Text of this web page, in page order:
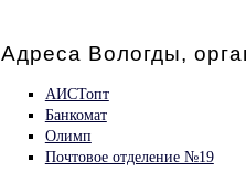
Адреса Вологды,
АИСТопт
Банкомат
Олимп
Почтовое отделение №19